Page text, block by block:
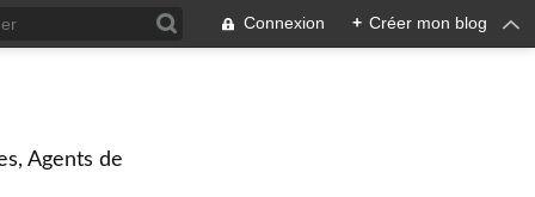
Connexion + Créer mon blog
Agents de